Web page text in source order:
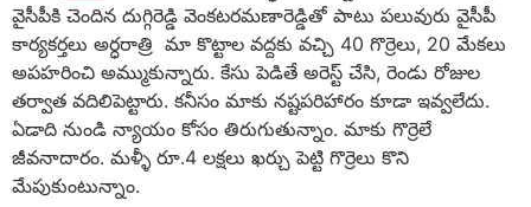
వైసీపీకి చెందిన దుగ్గిరెడ్డి వెంకటరమణారెడ్డితో పాటు పలువురు వైసీపీ
కార్యకర్తలు అర్ధరాత్రి మా కొట్టాల వద్దకు వచ్చి 40 గొర్రెలు, 20 మేకలు
అపహరించి అమ్ముకున్నారు. కేసు పెడితే అరెస్ట్ చేసి, రెండు రోజుల
తర్వాత వదిలిపెట్టారు. కనీసం మాకు నష్టపరిహారం కూడా ఇవ్వలేదు.
ఏడాది నుండి న్యాయం కోసం తిరుగుతున్నాం. మాకు గొర్రెలే
జీవనాదారం. మళ్ళీ రూ.4 లక్షలు ఖర్చు పెట్టి గొర్రెలు కొని
మేపుకుంటున్నాం.